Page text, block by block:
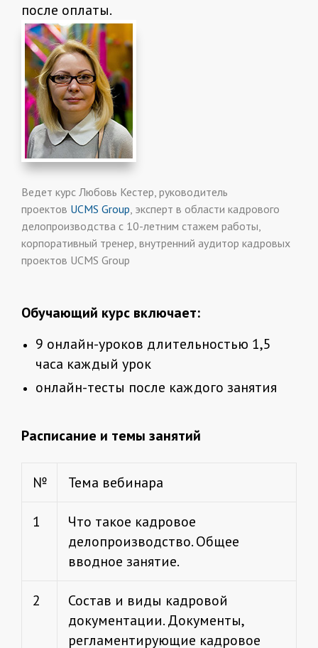
после оплаты.
Ведет курс Любовь Кестер, руководитель
проектов UCMS Group, эксперт в области кадрового
делопроизводства с 10-летним стажем работы,
корпоративный тренер, внутренний аудитор кадровых
проектов UCMS Group
Обучающий курс включает:
9 онлайн-уроков длительностью 1,5
часа каждый урок
онлайн-тесты после каждого занятия
Расписание и темы занятий
№ Тема вебинара
1
Что такое кадровое
делопроизводство. Общее
вводное занятие.
2
Состав и виды кадровой
документации. Документы,
регламентирующие кадровое